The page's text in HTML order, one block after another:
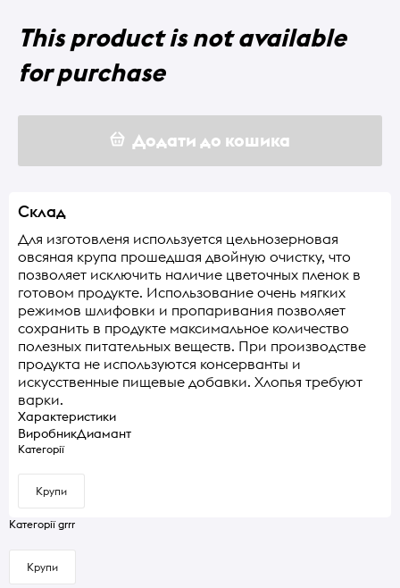
This product is not available
for purchase
Додати до кошика
Склад
Для изготовленя используется цельнозерновая
овсяная крупа прошедшая двойную очистку, что
позволяет исключить наличие цветочных пленок в
готовом продукте. Использование очень мягких
режимов шлифовки и пропаривания позволяет
сохранить в продукте максимальное количество
полезных питательных веществ. При производстве
продукта не используются консерванты и
искусственные пищевые добавки. Хлопья требуют
варки.
Характеристики
ВиробникДиамант
Категорії
Крупи
Категорії grrr
Крупи